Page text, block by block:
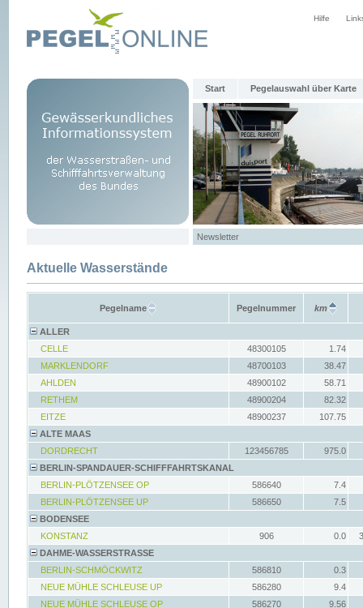
Hilfe
Start Pegelauswahl über Karte
Newsletter
Aktuelle Wasserstände
Pegelname Pegelnummer km
ALLER
CELLE
48300105
1.74
MARKLENDORF
48700103
38.47
AHLDEN
48900102
58.71
RETHEM
48900204
82.32
EITZE
48900237
107.75
ALTE MAAS
DORDRECHT
123456785
975.0
BERLIN-SPANDAUER-SCHIFFFAHRTSKANAL
BERLIN-PLÖTZENSEE OP
586640
7.4
BERLIN-PLÖTZENSEE UP
586650
7.5
BODENSEE
KONSTANZ
906 0.0
DAHME-WASSERSTRASSE
BERLIN-SCHMÖCKWITZ
586810
0.3
NEUE MÜHLE SCHLEUSE UP
586280
9.4
NEUE MÜHLE SCHLEUSE OP
586270
9.56